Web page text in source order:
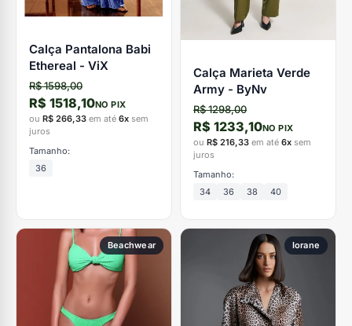
Calça Pantalona Babi
Ethereal - ViX
R$ 1598,00
R$ 1518,10NO PIX
ou R$ 266,33 em até 6x sem
juros
Tamanho:
36
Calça Marieta Verde
Army - ByNv
R$ 1298,00
R$ 1233,10NO PIX
ou R$ 216,33 em até 6x sem
juros
Tamanho:
34
36 38 40
Beachwear Iorane